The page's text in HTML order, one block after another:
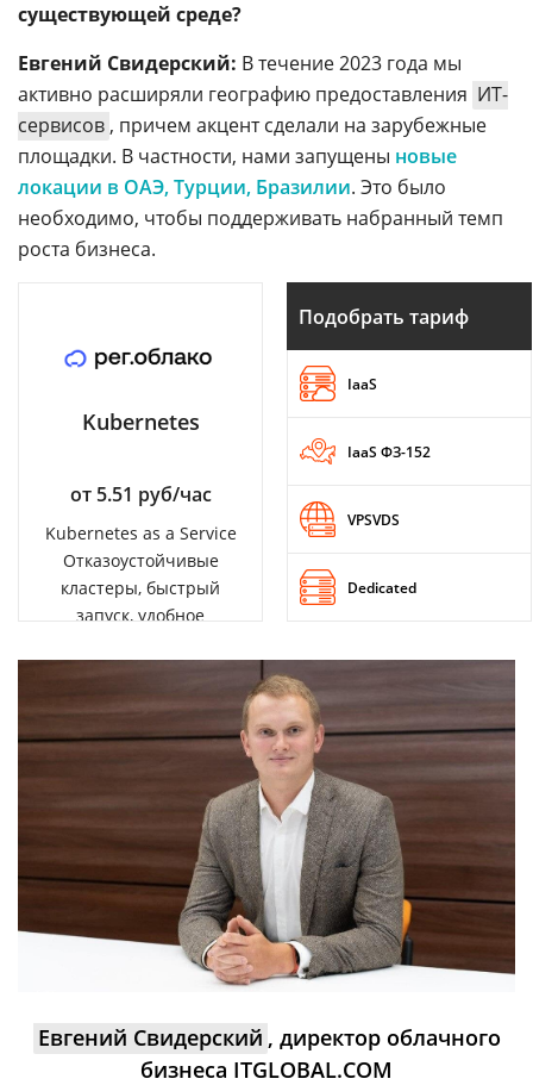
существующей среде?
Евгений Свидерский: В течение 2023 года мы
активно расширяли географию предоставления ИТ-
сервисов , причем акцент сделали на зарубежные
площадки. В частности, нами запущены новые
локации в ОАЭ, Турции, Бразилии. Это было
необходимо, чтобы поддерживать набранный темп
роста бизнеса.
Kubernetes
от 5.51 руб/час
Kubernetes as a Service
Отказоустойчивые
кластеры, быстрый
запуск, удобное
Подобрать тариф
IaaS
IaaS ФЗ-152
VPSVDS
Dedicated
Евгений Свидерский , директор облачного
бизнеса ITGLOBAL.COM